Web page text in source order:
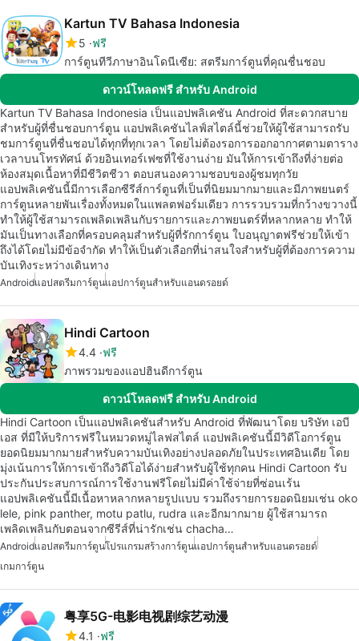
Kartun TV Bahasa Indonesia
5 ฟรี
การ์ตูนทีวีภาษาอินโดนีเซีย: สตรีมการ์ตูนที่คุณชื่นชอบ
ดาวน์โหลดฟรี สำหรับ Android
Kartun TV Bahasa Indonesia เป็นแอปพลิเคชัน Android ที่สะดวกสบาย
สำหรับผู้ที่ชื่นชอบการ์ตูน แอปพลิเคชันไลฟ์สไตล์นี้ช่วยให้ผู้ใช้สามารถรับ
ชมการ์ตูนที่ชื่นชอบได้ทุกที่ทุกเวลา โดยไม่ต้องรอการออกอากาศตามตาราง
เวลาบนโทรทัศน์ ด้วยอินเทอร์เฟซที่ใช้งานง่าย มันให้การเข้าถึงที่ง่ายต่อ
ห้องสมุดเนื้อหาที่มีชีวิตชีวา ตอบสนองความชอบของผู้ชมทุกวัย
แอปพลิเคชันนี้มีการเลือกซีรีส์การ์ตูนที่เป็นที่นิยมมากมายและมีภาพยนตร์
การ์ตูนหลายพันเรื่องทั้งหมดในแพลตฟอร์มเดียว การรวบรวมที่กว้างขวางนี้
ทำให้ผู้ใช้สามารถเพลิดเพลินกับรายการและภาพยนตร์ที่หลากหลาย ทำให้
มันเป็นทางเลือกที่ครอบคลุมสำหรับผู้ที่รักการ์ตูน ใบอนุญาตฟรีช่วยให้เข้า
ถึงได้โดยไม่มีข้อจำกัด ทำให้เป็นตัวเลือกที่น่าสนใจสำหรับผู้ที่ต้องการความ
บันเทิงระหว่างเดินทาง
Androidแอปสตรีมการ์ตูนแอปการ์ตูนสำหรับแอนดรอยด์
Hindi Cartoon
4.4 ฟรี
ภาพรวมของแอปฮินดีการ์ตูน
ดาวน์โหลดฟรี สำหรับ Android
Hindi Cartoon เป็นแอปพลิเคชันสำหรับ Android ที่พัฒนาโดย บริษัท เอบี
เอส ที่มีให้บริการฟรีในหมวดหมู่ไลฟสไตล์ แอปพลิเคชันนี้มีวิดีโอการ์ตูน
ยอดนิยมมากมายสำหรับความบันเทิงอย่างปลอดภัยในประเทศอินเดีย โดย
มุ่งเน้นการให้การเข้าถึงวิดีโอได้ง่ายสำหรับผู้ใช้ทุกคน Hindi Cartoon รับ
ประกันประสบการณ์การใช้งานฟรีโดยไม่มีค่าใช้จ่ายที่ซ่อนเร้น
แอปพลิเคชันนี้มีเนื้อหาหลากหลายรูปแบบ รวมถึงรายการยอดนิยมเช่น oko
lele, pink panther, motu patlu, rudra และอีกมากมาย ผู้ใช้สามารถ
เพลิดเพลินกับตอนจากซีรีส์ที่น่ารักเช่น chacha…
Androidแอปสตรีมการ์ตูนโปรแกรมสร้างการ์ตูนแอปการ์ตูนสำหรับแอนดรอยด์
เกมการ์ตูน
粤享5G-电影电视剧综艺动漫
4.1 ฟรี